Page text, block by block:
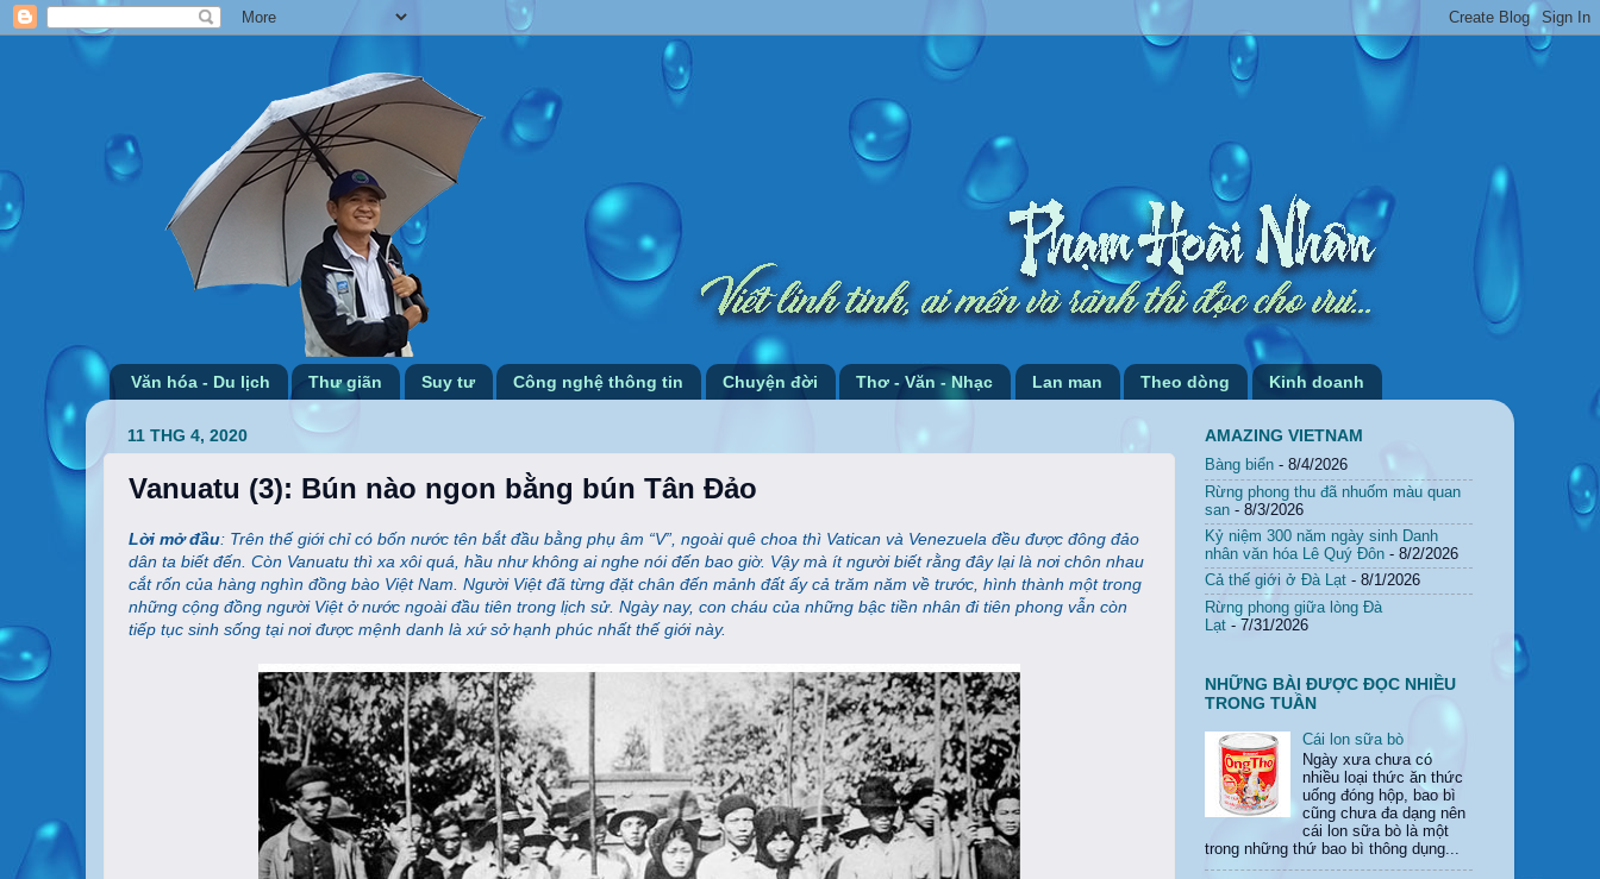
Văn hóa - Du lịch Thư giãn Suy tư Công nghệ thông tin Chuyện đời Thơ - Văn - Nhạc Lan man Theo dòng Kinh doanh
11 THG 4, 2020
Vanuatu (3): Bún nào ngon bằng bún Tân Đảo
Lời mở đầu: Trên thế giới chỉ có bốn nước tên bắt đầu bằng phụ âm “V”, ngoài quê choa thì Vatican và Venezuela đều được đông đảo
dân ta biết đến. Còn Vanuatu thì xa xôi quá, hầu như không ai nghe nói đến bao giờ. Vậy mà ít người biết rằng đây lại là nơi chôn nhau
cắt rốn của hàng nghìn đồng bào Việt Nam. Người Việt đã từng đặt chân đến mảnh đất ấy cả trăm năm về trước, hình thành một trong
những cộng đồng người Việt ở nước ngoài đầu tiên trong lịch sử. Ngày nay, con cháu của những bậc tiền nhân đi tiên phong vẫn còn
tiếp tục sinh sống tại nơi được mệnh danh là xứ sở hạnh phúc nhất thế giới này.
AMAZING VIETNAM
Bàng biển - 8/4/2026
Rừng phong thu đã nhuốm màu quan
san - 8/3/2026
Kỷ niệm 300 năm ngày sinh Danh
nhân văn hóa Lê Quý Đôn - 8/2/2026
Cả thế giới ở Đà Lạt - 8/1/2026
Rừng phong giữa lòng Đà
Lạt - 7/31/2026
NHỮNG BÀI ĐƯỢC ĐỌC NHIỀU
TRONG TUẦN
Cái lon sữa bò
Ngày xưa chưa có
nhiều loại thức ăn thức
uống đóng hộp, bao bì
cũng chưa đa dạng nên
cái lon sữa bò là một
trong những thứ bao bì thông dụng...